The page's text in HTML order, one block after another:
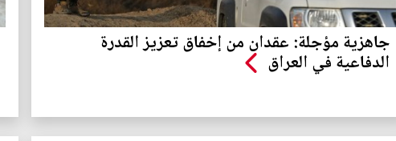
جاهزية مؤجلة: عقدان من إخفاق تعزيز القدرة
الدفاعية في العراق